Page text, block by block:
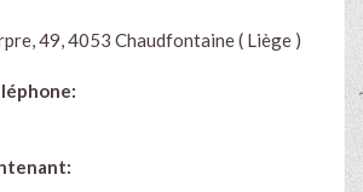
49, 4053 Chaudfontaine ( Liège )